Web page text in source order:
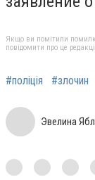
Якщо ви помітили
повідомити про це
#поліція #злочин
Эвелина